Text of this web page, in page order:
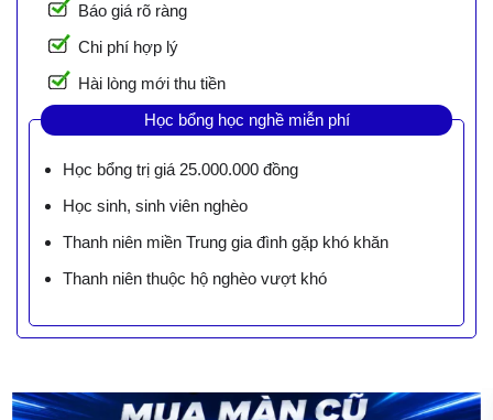
Báo giá rõ ràng
Chi phí hợp lý
Hài lòng mới thu tiền
Học bổng học nghề miễn phí
Học bổng trị giá 25.000.000 đồng
Học sinh, sinh viên nghèo
Thanh niên miền Trung gia đình gặp khó khăn
Thanh niên thuộc hộ nghèo vượt khó